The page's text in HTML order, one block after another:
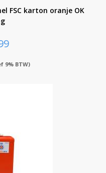
FSC karton oranje OK
9% BTW)